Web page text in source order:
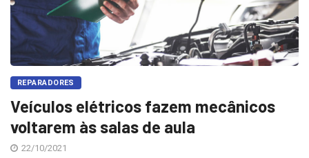
REPARADORES
Veículos elétricos fazem mecânicos
voltarem às salas de aula
22/10/2021